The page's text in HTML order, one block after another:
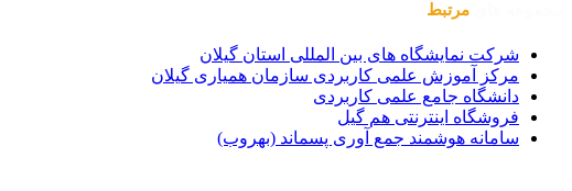
مرتبط
شرکت نمایشگاه های بین المللی استان گیلان
مرکز آموزش علمی کاربردی سازمان همیاری گیلان
دانشگاه جامع علمی کاربردی
فروشگاه اینترنتی هم گیل
سامانه هوشمند جمع آوری پسماند (بهروب)